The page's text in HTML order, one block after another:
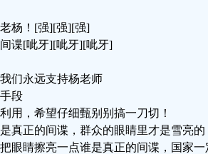
杨！[强][强][强]
谍[呲牙][呲牙][呲牙]
们永远支持杨老师
段
用，希望仔细甄别别搞一刀切！
真正的间谍，群众的眼睛里才是雪亮的
眼睛擦亮一点谁是真正的间谍，国家一